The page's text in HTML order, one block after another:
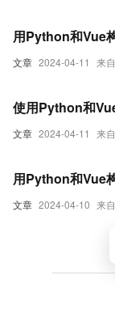
文章 2024-04-11 来
用Python和Vue
文章 2024-04-11 来
使用Python和
文章 2024-04-10 来
用Python和Vue